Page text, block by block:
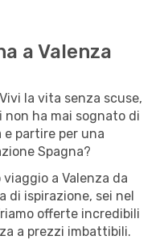
a Valenza
la vita senza scuse,
non ha mai sognato di
e partire per una
Spagna?
a Valenza da
di ispirazione, sei nel
offerte incredibili
a prezzi imbattibili.